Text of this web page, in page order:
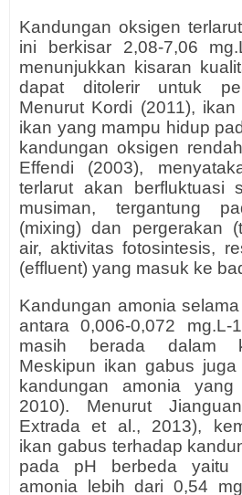
Kandungan oksigen
ini berkisar 2,08-7,06
menunjukkan kisaran
dapat ditolerir untuk
Menurut Kordi (2011),
ikan yang mampu hidup
kandungan oksigen
Effendi (2003),
terlarut akan berfluktuasi
musiman, tergantung
(mixing) dan pergerakan
air, aktivitas fotosintesis,
(effluent) yang masuk ke
Kandungan amonia
antara 0,006-0,072
masih berada dalam
Meskipun ikan gabus juga
kandungan amonia yang
2010). Menurut
Extrada et al., 2013),
ikan gabus terhadap
pada pH berbeda yaitu
amonia lebih dari 0,54